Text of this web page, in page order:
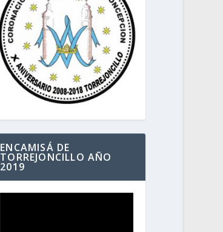
ENCAMISÁ DE
TORREJONCILLO AÑO
2019